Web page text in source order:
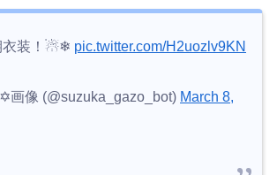
衣装！☃❄︎ pic.twitter.com/H2uozlv9KN
像 (@suzuka_gazo_bot) March 8,